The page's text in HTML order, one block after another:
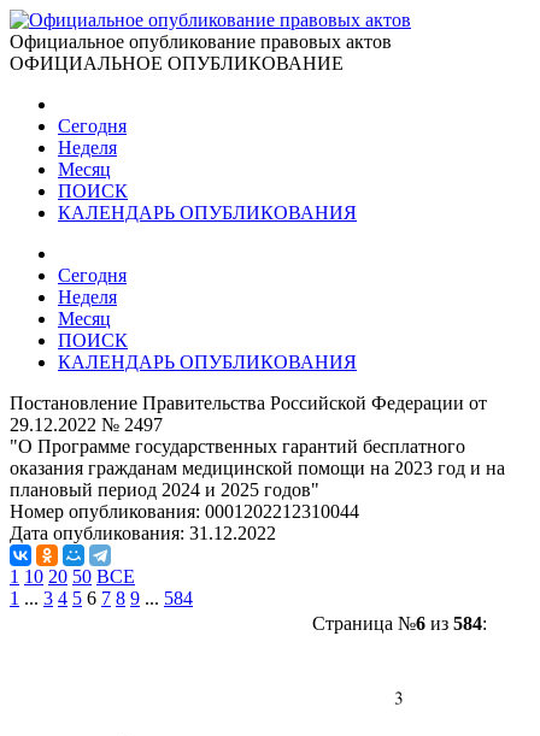
Официальное опубликование правовых актов
ОФИЦИАЛЬНОЕ ОПУБЛИКОВАНИЕ
Сегодня
Неделя
Месяц
ПОИСК
КАЛЕНДАРЬ ОПУБЛИКОВАНИЯ
Сегодня
Неделя
Месяц
ПОИСК
КАЛЕНДАРЬ ОПУБЛИКОВАНИЯ
Постановление Правительства Российской Федерации от
29.12.2022 № 2497
"О Программе государственных гарантий бесплатного
оказания гражданам медицинской помощи на 2023 год и на
плановый период 2024 и 2025 годов"
Номер опубликования: 0001202212310044
Дата опубликования: 31.12.2022
1 10 20 50 ВСЕ
1 ... 3 4 5 6 7 8 9 ... 584
Страница №6из 584: